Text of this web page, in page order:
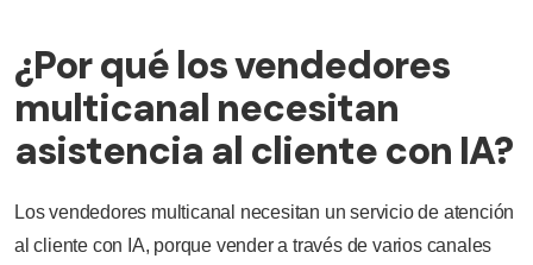
¿Por qué los vendedores
multicanal necesitan
asistencia al cliente con IA?
Los vendedores multicanal necesitan un servicio de atención
al cliente con IA, porque vender a través de varios canales